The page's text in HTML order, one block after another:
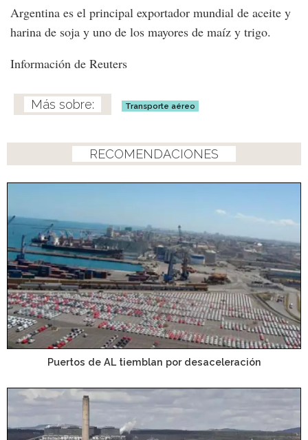
Argentina es el principal exportador mundial de aceite y
harina de soja y uno de los mayores de maíz y trigo.
Información de Reuters
Transporte aéreo
RECOMENDACIONES
Puertos de AL tiemblan por desaceleración